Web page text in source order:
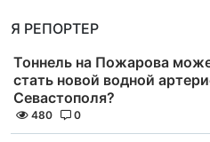
Я РЕПОРТЕР
Тоннель на Пожарова
стать новой водной
Севастополя?
480 0